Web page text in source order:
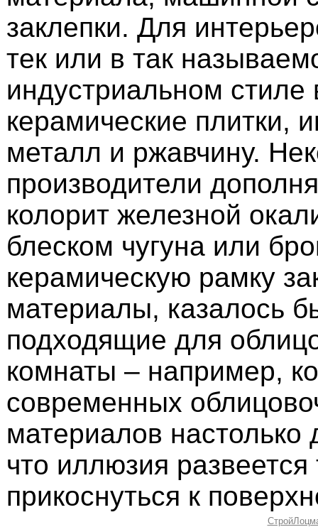
заклепки. Для
тек или в так
индустриальном стиле
керамические плитки,
металл и ржавчину.
производители
колорит железной
блеском чугуна или
керамическую рамку
материалы, казалось
подходящие для
комнаты – например,
современных
материалов настолько
что иллюзия развеется
прикоснуться к